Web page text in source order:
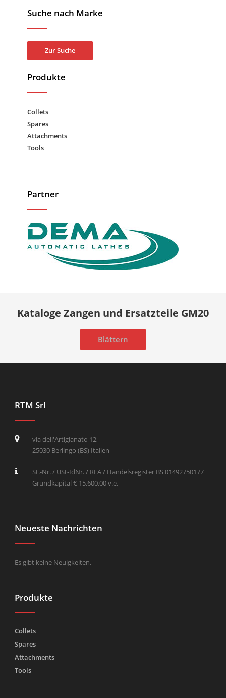
Suche nach Marke
Zur Suche
Produkte
Collets
Spares
Attachments
Tools
Partner
Kataloge Zangen und Ersatzteile GM20
Blättern
RTM Srl
via dell'Artigianato 12,
25030 Berlingo (BS) Italien
St.-Nr. / USt-IdNr. / REA / Handelsregister BS 01492750177
Grundkapital € 15.600,00 v.e.
Neueste Nachrichten
Es gibt keine Neuigkeiten.
Produkte
Collets
Spares
Attachments
Tools